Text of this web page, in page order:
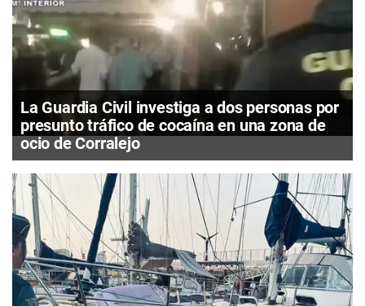
La Guardia Civil investiga a dos personas por
presunto tráfico de cocaína en una zona de
ocio de Corralejo